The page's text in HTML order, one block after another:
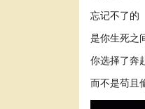
忘记不了的
是你生死之
你选择了奔
而不是苟且